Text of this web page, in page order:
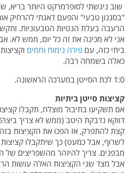
שוב ניגשתי לסופרמרקט היותר בריא,
"בסגנון טבעי" והפעם דאגתי להרחיק
הרעבה בעלת הנטיות הטבעוניות.
אני לא מכינה את זה כל יום, ממש לא.
ביתי כזה, עם פירה נימוח וחמים
כאלה בשמחה רבה.
1:0 לכת הסייטן במערכה הראשונה.
קציצות סייטן ביתיות
אם תשקיעו בתיבול מוצלח, תקבלו
דווקא נדבקת היטב (ממש לא צריך
קצת להתפרק, אז הפכו את הקציצות
לשרוף, אבל כמעט) כך שיתקבלו קציצות
מבפנים. צריך להיזהר מהשפריצים של
אבל מצד שני הקציצות האלה עושות